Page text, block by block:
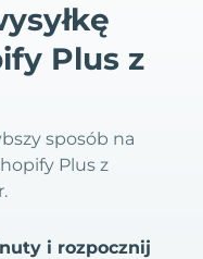
Plus z
sposób na
Plus z
i rozpocznij